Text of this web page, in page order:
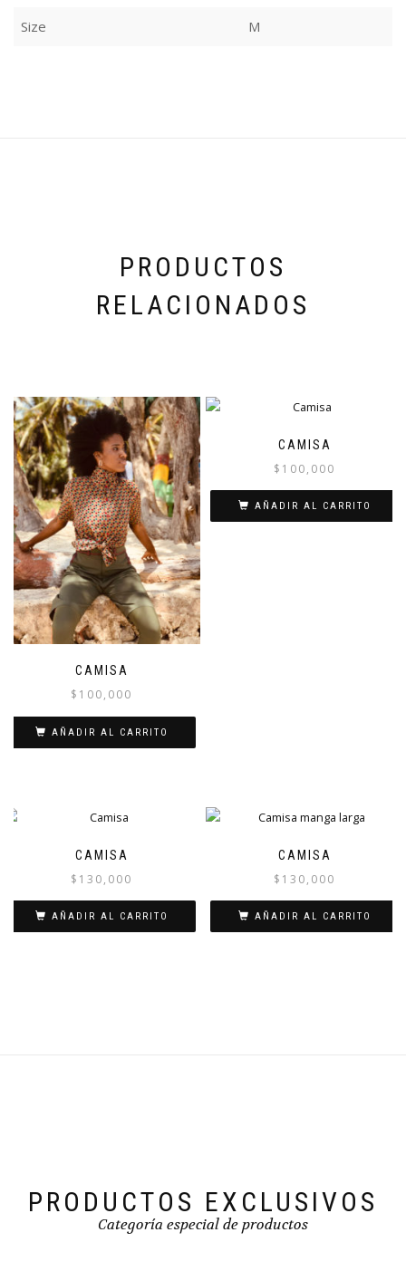
Size M
PRODUCTOS
RELACIONADOS
CAMISA
$ 100,000
AÑADIR AL CARRITO
CAMISA
$ 100,000
AÑADIR AL CARRITO
CAMISA
$ 130,000
AÑADIR AL CARRITO
CAMISA
$ 130,000
AÑADIR AL CARRITO
PRODUCTOS EXCLUSIVOS
Categoría especial de productos